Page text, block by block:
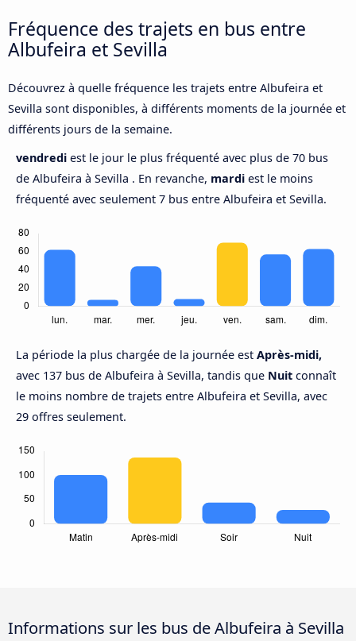
Fréquence des trajets en bus entre
Albufeira et Sevilla
Découvrez à quelle fréquence les trajets entre Albufeira et
Sevilla sont disponibles, à différents moments de la journée et
différents jours de la semaine.
vendredi est le jour le plus fréquenté avec plus de 70 bus
de Albufeira à Sevilla . En revanche, mardi est le moins
fréquenté avec seulement 7 bus entre Albufeira et Sevilla.
La période la plus chargée de la journée est Après-midi,
avec 137 bus de Albufeira à Sevilla, tandis que Nuit connaît
le moins nombre de trajets entre Albufeira et Sevilla, avec
29 offres seulement.
Informations sur les bus de Albufeira à Sevilla